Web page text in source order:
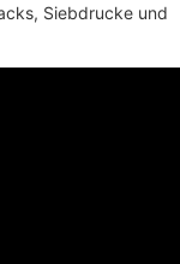
Siebdrucke und